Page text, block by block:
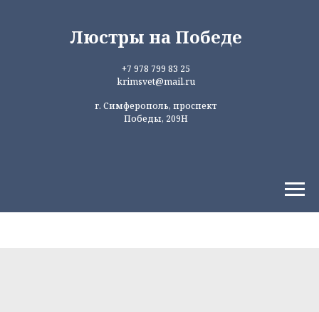
Люстры на Победе
+7 978 799 83 25
krimsvet@mail.ru
г. Симферополь, проспект
Победы, 209Н